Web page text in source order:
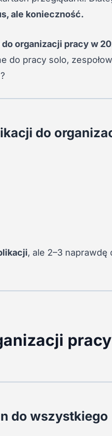
ale konieczność.
organizacji pracy w
do pracy solo,
do
, ale 2–3 naprawdę
do wszystkiego